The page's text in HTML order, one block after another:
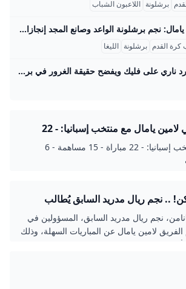
برشلونة اللاعبون الشباب
لامين يامال: نجم برشلونة الواعد وصانع المجد إنجازات لامين يامال التفصيلية في كرة القدم لامين يامال حقق إنجازات قياسية مذهلة في بداية مسيرته الكروية، ما يجعله من أبرز المواهب الصاعدة في العالم. في عمر 18 عامًا، أصبح يحمل الرقم القياسي الأوروبي لأكثر المراهقين حصولًا على البطولات الكبرى في القرن الحالي، حيث حصد أربعة ألقاب بارزة تمثلت في لقبين في الدوري الإسباني، وكأس إسبانيا، وبطولة أمم أوروبا مع منتخب إسبانيا. هذا الإنجاز لا يضاهيه فيه أي لاعب صاعد آخر، ويظهر تأثيره القوي في كل من النادي والمنتخب الوطني خلال فترة قصيرة جدًا.
كرة القدم برشلونة الليغا
لامين يامال يفجرها: رد ناري على فليك ويفضح حقيقة الغرور في برشلونة! لامين يامال نجم برشلونة يفجر تصريحات نارية! يكشف سبب تراجع البارسا ويرد بقوة على انتقادات حياته الشخصية بعد التعادل المخيب. منذ 4 ساعات لم يهدأ لـبرشلونة بال بعد التعادل الإيجابي 1-1 أمام رايو فايكانو، تلك النتيجة التي كلفت الفريق غالياً، حيث أفسحت المجال أمام ريال مدريد وأتلتيك بلباو لاعتلاء صدارة الليجا. هذا الأداء المخيب أثار حفيظة المدرب هانزي فليك الذي لم يخفِ عدم رضاه، مؤكداً أن الفريق الكتالوني لم يكن يستحق أكثر من نقطة التعادل.
موقع 24 الرياضي لامين يامال مع منتخب إسبانيا: - 22
لامين يامال مع منتخب إسبانيا: - 22 مباراة - 15 مساهمة - 6
.. نجم ريال مدريد السابق يُطالب
برشلونة بإبعاد لامين يامال عن المباريات السهلة العربية
نجم ريال مدريد السابق، المسؤولين في
الفريق لامين يامال عن المباريات السهلة، وذلك